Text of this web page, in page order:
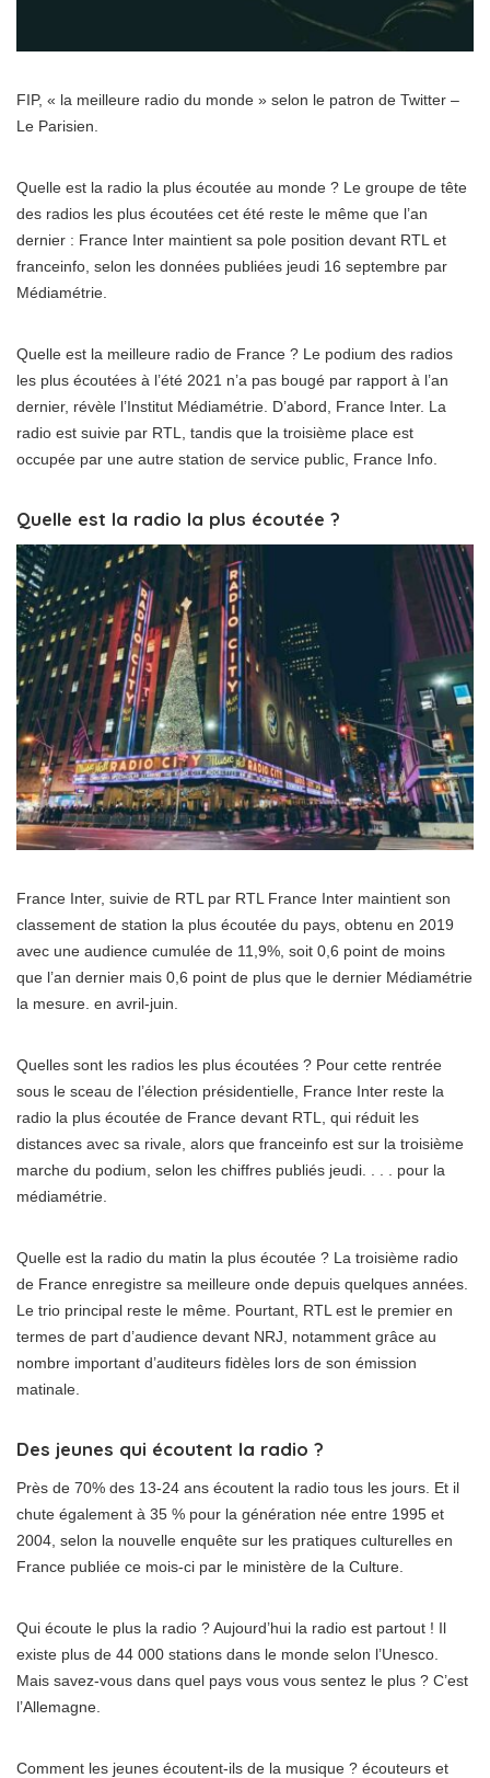
FIP, « la meilleure radio du monde » selon le patron de Twitter –
Le Parisien.
Quelle est la radio la plus écoutée au monde ? Le groupe de tête
des radios les plus écoutées cet été reste le même que l’an
dernier : France Inter maintient sa pole position devant RTL et
franceinfo, selon les données publiées jeudi 16 septembre par
Médiamétrie.
Quelle est la meilleure radio de France ? Le podium des radios
les plus écoutées à l’été 2021 n’a pas bougé par rapport à l’an
dernier, révèle l’Institut Médiamétrie. D’abord, France Inter. La
radio est suivie par RTL, tandis que la troisième place est
occupée par une autre station de service public, France Info.
Quelle est la radio la plus écoutée ?
France Inter, suivie de RTL par RTL France Inter maintient son
classement de station la plus écoutée du pays, obtenu en 2019
avec une audience cumulée de 11,9%, soit 0,6 point de moins
que l’an dernier mais 0,6 point de plus que le dernier Médiamétrie
la mesure. en avril-juin.
Quelles sont les radios les plus écoutées ? Pour cette rentrée
sous le sceau de l’élection présidentielle, France Inter reste la
radio la plus écoutée de France devant RTL, qui réduit les
distances avec sa rivale, alors que franceinfo est sur la troisième
marche du podium, selon les chiffres publiés jeudi. . . . pour la
médiamétrie.
Quelle est la radio du matin la plus écoutée ? La troisième radio
de France enregistre sa meilleure onde depuis quelques années.
Le trio principal reste le même. Pourtant, RTL est le premier en
termes de part d’audience devant NRJ, notamment grâce au
nombre important d’auditeurs fidèles lors de son émission
matinale.
Des jeunes qui écoutent la radio ?
Près de 70% des 13-24 ans écoutent la radio tous les jours. Et il
chute également à 35 % pour la génération née entre 1995 et
2004, selon la nouvelle enquête sur les pratiques culturelles en
France publiée ce mois-ci par le ministère de la Culture.
Qui écoute le plus la radio ? Aujourd’hui la radio est partout ! Il
existe plus de 44 000 stations dans le monde selon l’Unesco.
Mais savez-vous dans quel pays vous vous sentez le plus ? C’est
l’Allemagne.
Comment les jeunes écoutent-ils de la musique ? écouteurs et